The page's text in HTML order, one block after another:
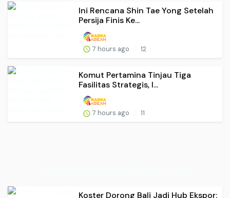
Ini Rencana Shin Tae Yong Setelah
Persija Finis Ke...
7 hours ago 12
Komut Pertamina Tinjau Tiga
Fasilitas Strategis, I...
7 hours ago 11
Koster Dorong Bali Jadi Hub Ekspor: